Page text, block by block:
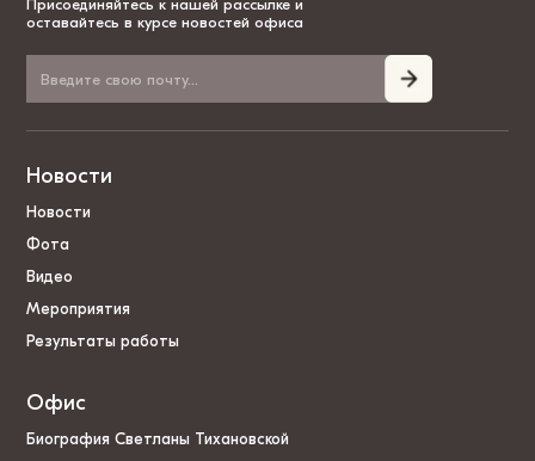
Присоединяйтесь к нашей рассылке и
оставайтесь в курсе новостей офиса
Новости
Новости
Фота
Видео
Мероприятия
Результаты работы
Офис
Биография Светланы Тихановской